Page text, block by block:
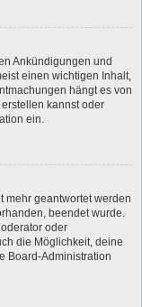
Ankündigungen und
einen wichtigen Inhalt,
hängt es von
kannst oder
ein.
mehr geantwortet werden
beendet wurde.
oder
die Möglichkeit, deine
Board-Administration